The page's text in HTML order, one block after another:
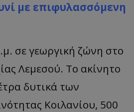
με επιφυλασσόμενη
σε γεωργική ζώνη στο
Λεμεσού. Το ακίνητο
δυτικά των
Κοιλανίου, 500
απαραίτητα
Απόδοσης
ιστότοπου, όπως τη σύνδεση χρήστη
λογαριασμού. Ο ιστότοπος δεν
σωστά χωρίς τα απολύτως
Προμηθευτής/ Πεδίο